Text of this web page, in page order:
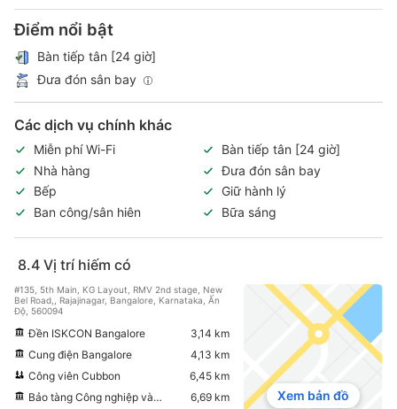
Điểm nổi bật
Bàn tiếp tân [24 giờ]
Đưa đón sân bay
Các dịch vụ chính khác
Miễn phí Wi-Fi
Bàn tiếp tân [24 giờ]
Nhà hàng
Đưa đón sân bay
Bếp
Giữ hành lý
Ban công/sân hiên
Bữa sáng
8.4 Vị trí hiếm có
#135, 5th Main, KG Layout, RMV 2nd stage, New
Bel Road,, Rajajinagar, Bangalore, Karnataka, Ấn
Độ, 560094
Đền ISKCON Bangalore
3,14 km
Cung điện Bangalore
4,13 km
Công viên Cubbon
6,45 km
Bảo tàng Công nghiệp và Công nghệ Visvesvaraya
6,69 km
Xem bản đồ